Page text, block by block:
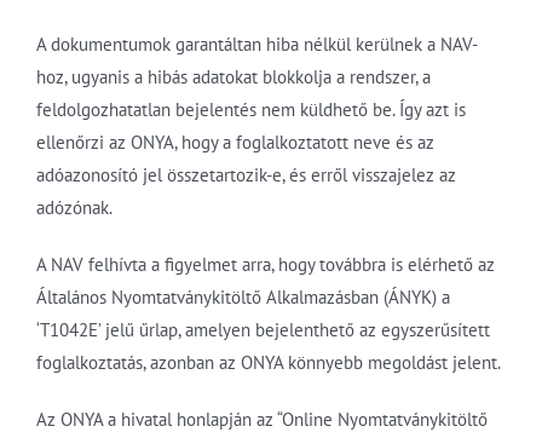
A dokumentumok garantáltan hiba nélkül kerülnek a NAV-
hoz, ugyanis a hibás adatokat blokkolja a rendszer, a
feldolgozhatatlan bejelentés nem küldhető be. Így azt is
ellenőrzi az ONYA, hogy a foglalkoztatott neve és az
adóazonosító jel összetartozik-e, és erről visszajelez az
adózónak.
A NAV felhívta a figyelmet arra, hogy továbbra is elérhető az
Általános Nyomtatványkitöltő Alkalmazásban (ÁNYK) a
‘T1042E’ jelű űrlap, amelyen bejelenthető az egyszerűsített
foglalkoztatás, azonban az ONYA könnyebb megoldást jelent.
Az ONYA a hivatal honlapján az “Online Nyomtatványkitöltő